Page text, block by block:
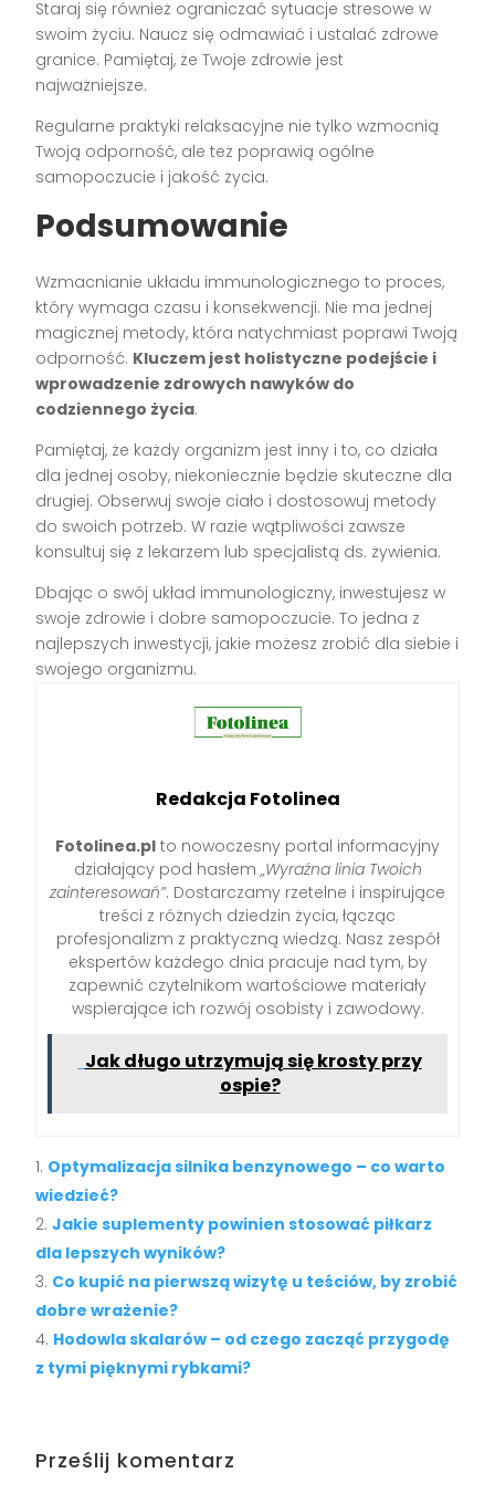
Staraj się również ograniczać sytuacje stresowe w
swoim życiu. Naucz się odmawiać i ustalać zdrowe
granice. Pamiętaj, że Twoje zdrowie jest
najważniejsze.
Regularne praktyki relaksacyjne nie tylko wzmocnią
Twoją odporność, ale też poprawią ogólne
samopoczucie i jakość życia.
Podsumowanie
Wzmacnianie układu immunologicznego to proces,
który wymaga czasu i konsekwencji. Nie ma jednej
magicznej metody, która natychmiast poprawi Twoją
odporność. Kluczem jest holistyczne podejście i
wprowadzenie zdrowych nawyków do
codziennego życia.
Pamiętaj, że każdy organizm jest inny i to, co działa
dla jednej osoby, niekoniecznie będzie skuteczne dla
drugiej. Obserwuj swoje ciało i dostosowuj metody
do swoich potrzeb. W razie wątpliwości zawsze
konsultuj się z lekarzem lub specjalistą ds. żywienia.
Dbając o swój układ immunologiczny, inwestujesz w
swoje zdrowie i dobre samopoczucie. To jedna z
najlepszych inwestycji, jakie możesz zrobić dla siebie i
swojego organizmu.
Redakcja Fotolinea
Fotolinea.pl to nowoczesny portal informacyjny
działający pod hasłem „Wyraźna linia Twoich
zainteresowań”. Dostarczamy rzetelne i inspirujące
treści z różnych dziedzin życia, łącząc
profesjonalizm z praktyczną wiedzą. Nasz zespół
ekspertów każdego dnia pracuje nad tym, by
zapewnić czytelnikom wartościowe materiały
wspierające ich rozwój osobisty i zawodowy.
Jak długo utrzymują się krosty przy
ospie?
Optymalizacja silnika benzynowego – co warto
wiedzieć?
Jakie suplementy powinien stosować piłkarz
dla lepszych wyników?
Co kupić na pierwszą wizytę u teściów, by zrobić
dobre wrażenie?
Hodowla skalarów – od czego zacząć przygodę
z tymi pięknymi rybkami?
Prześlij komentarz